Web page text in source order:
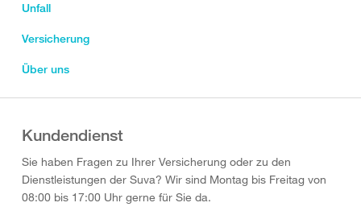
Unfall
Versicherung
Über uns
Kundendienst
Sie haben Fragen zu Ihrer Versicherung oder zu den
Dienstleistungen der Suva? Wir sind Montag bis Freitag von
08:00 bis 17:00 Uhr gerne für Sie da.